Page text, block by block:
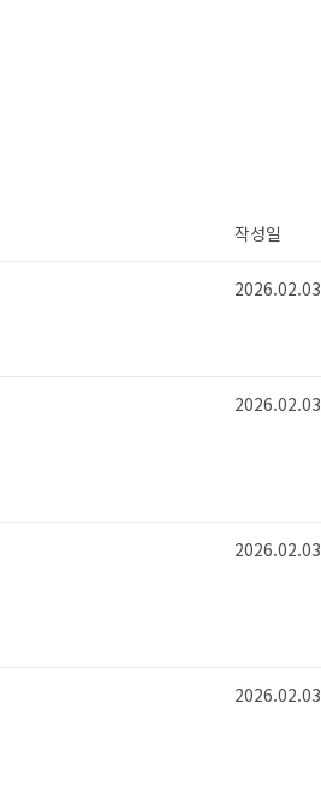
작성일
2026.02.03
2026.02.03
2026.02.03
2026.02.03